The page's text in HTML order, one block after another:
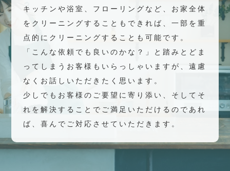
キッチンや浴室、フローリングなど、お家全体
をクリーニングすることもできれば、一部を重
点的にクリーニングすることも可能です。
「こんな依頼でも良いのかな？」と踏みとどま
ってしまうお客様もいらっしゃいますが、遠慮
なくお話しいただきたく思います。
少しでもお客様のご要望に寄り添い、そしてそ
れを解決することでご満足いただけるのであれ
ば、喜んでご対応させていただきます。